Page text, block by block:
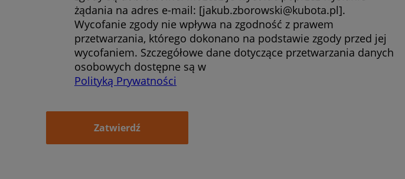
żądania na adres e-mail: [jakub.zborowski@kubota.pl].
Wycofanie zgody nie wpływa na zgodność z prawem
przetwarzania, którego dokonano na podstawie zgody przed jej
wycofaniem. Szczegółowe dane dotyczące przetwarzania danych
osobowych dostępne są w
Polityką Prywatności
Zatwierdź